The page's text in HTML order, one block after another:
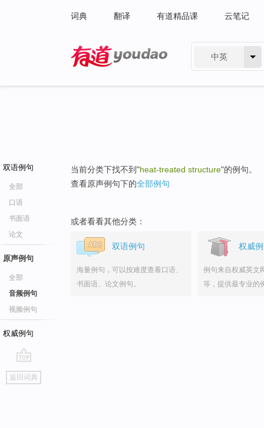
词典 翻译 有道精品课 云笔记
中英
双语例句
全部
口语
书面语
论文
原声例句
全部
音频例句
视频例句
权威例句
go
top
返回词典
当前分类下找不到"heat-treated structure"的例句。
查看原声例句下的全部例句
或者看看其他分类：
双语例句
海量例句，可以按难度查看口语、
书面语、论文例句。
权威
例句来自权威英文
等，提供最专业的